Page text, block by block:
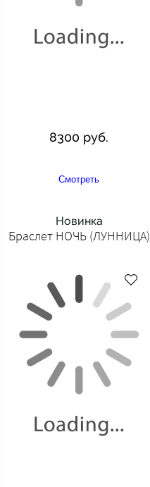
8300 руб.
Смотреть
Новинка
Браслет НОЧЬ (ЛУННИЦА)